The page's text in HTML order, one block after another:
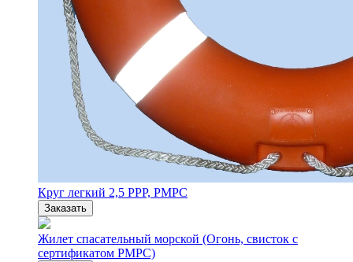
Круг легкий 2,5 РРР, РМРС
Заказать
Жилет спасательный морской (Огонь, свисток с
сертификатом РМРС)